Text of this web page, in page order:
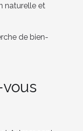
naturelle et
de bien-